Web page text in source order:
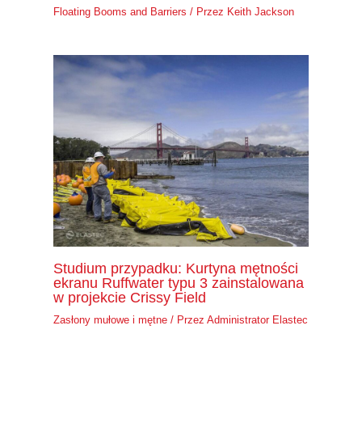
Floating Booms and Barriers / Przez Keith Jackson
Studium przypadku: Kurtyna mętności
ekranu Ruffwater typu 3 zainstalowana
w projekcie Crissy Field
Zasłony mułowe i mętne/ Przez Administrator Elastec